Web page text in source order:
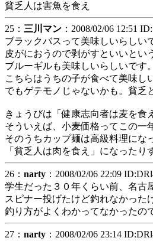
貧乏人は害魚を食え
25： 三川マン ：2008/02/06 12:51
ブラックバスって美味しいらしい
皮がにおうので剥がすといいとい
ブルーギルも美味しいらしいです。
こちらはうちの子が食べて美味し
でもゲテモノじゃないかも。貧乏
きょうびは「健康志向者は麦を食
そういえば、小麦価格ってこの一
そのうちカップ麺は高級料理にな
「貧乏人は肉を食え」になったり
26： narty ：2008/02/06 22:09
学生だった３０年くらい前、名古
スピナー投げたけど釣れなかった
釣り方がよくわかってなかったの
27： narty ：2008/02/06 23:14